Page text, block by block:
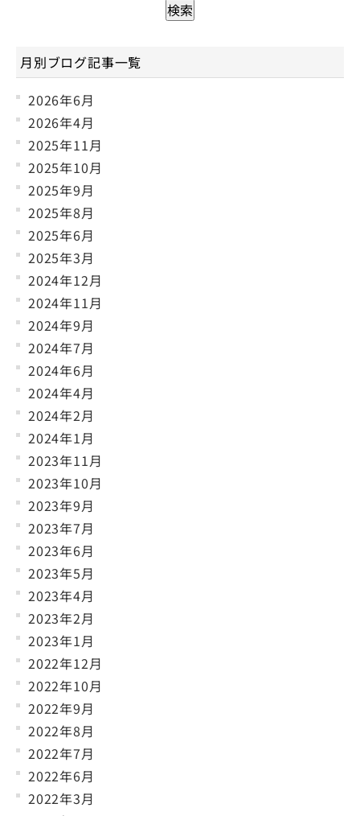
月別ブログ記事一覧
2026年6月
2026年4月
2025年11月
2025年10月
2025年9月
2025年8月
2025年6月
2025年3月
2024年12月
2024年11月
2024年9月
2024年7月
2024年6月
2024年4月
2024年2月
2024年1月
2023年11月
2023年10月
2023年9月
2023年7月
2023年6月
2023年5月
2023年4月
2023年2月
2023年1月
2022年12月
2022年10月
2022年9月
2022年8月
2022年7月
2022年6月
2022年3月